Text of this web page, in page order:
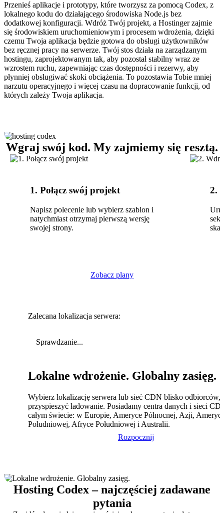
Przenieś aplikacje i prototypy, które tworzysz za pomocą Codex, z
lokalnego kodu do działającego środowiska Node.js bez
dodatkowej konfiguracji. Wdróż Twój projekt, a Hostinger zajmie
się środowiskiem uruchomieniowym i procesem wdrożenia, dzięki
czemu Twoja aplikacja będzie gotowa do obsługi użytkowników
bez ręcznej pracy na serwerze. Twój stos działa na zarządzanym
hostingu, zaprojektowanym tak, aby pozostał stabilny wraz ze
wzrostem ruchu, zapewniając czas dostępności i rezerwy, aby
płynniej obsługiwać skoki obciążenia. To pozostawia Tobie mniej
narzutu operacyjnego i więcej czasu na dopracowanie funkcji, od
których zależy Twoja aplikacja.
Wgraj swój kod. My zajmiemy się resztą.
1. Połącz swój projekt
Napisz polecenie lub wybierz szablon i
natychmiast otrzymaj pierwszą wersję
swojej strony.
2.
Zobacz plany
Zalecana lokalizacja serwera:
Sprawdzanie...
Lokalne wdrożenie. Globalny zasięg.
Wybierz lokalizację serwera lub sieć CDN blisko odbiorców,
przyspieszyć ładowanie. Posiadamy centra danych i sieci
całym świecie: w Europie, Ameryce Północnej, Azji,
Południowej, Afryce Południowej i Australii.
Rozpocznij
Hosting Codex – najczęściej zadawane
pytania